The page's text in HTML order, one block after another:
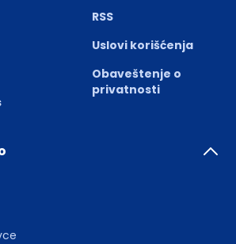
RSS
Uslovi korišćenja
Obaveštenje o
privatnosti